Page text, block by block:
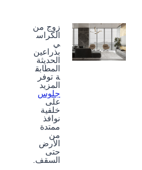
زوج من
الكراس
ي
بذراعين
الحديثة
المطابق
ة توفر
المزيد
جلوس
على
خلفية
نوافذ
ممتدة
من
الأرض
حتى
السقف.